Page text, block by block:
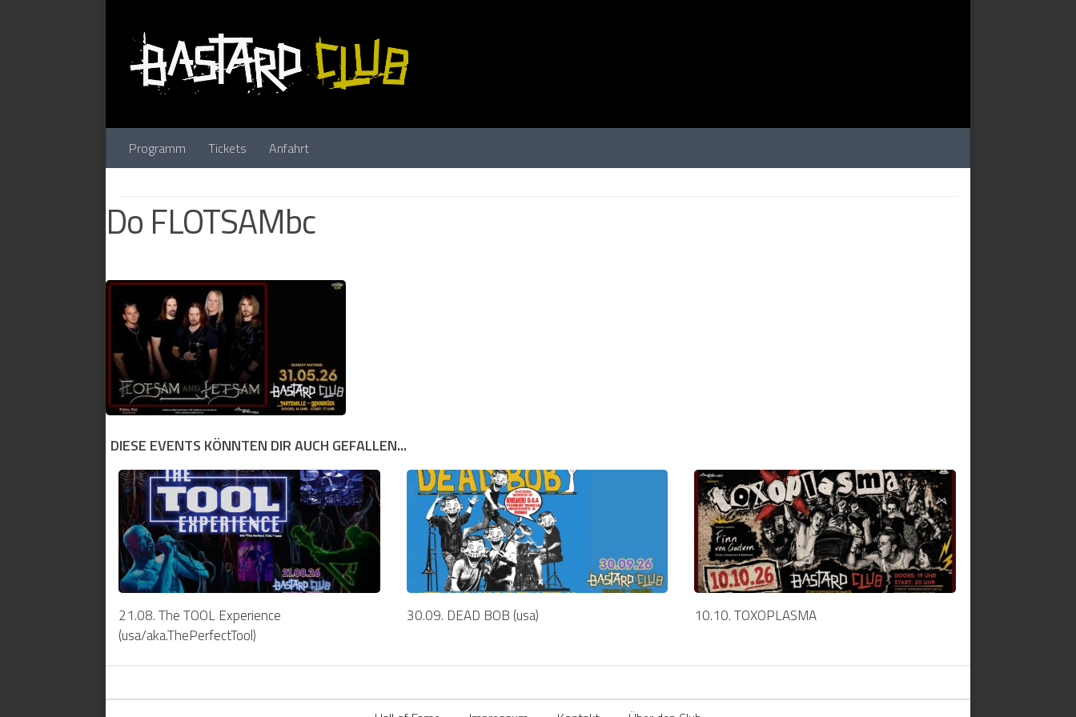
Programm Tickets Anfahrt
Do FLOTSAMbc
DIESE EVENTS KÖNNTEN DIR AUCH GEFALLEN...
21.08. The TOOL Experience
(usa/aka.ThePerfectTool)
30.09. DEAD BOB (usa) 10.10. TOXOPLASMA